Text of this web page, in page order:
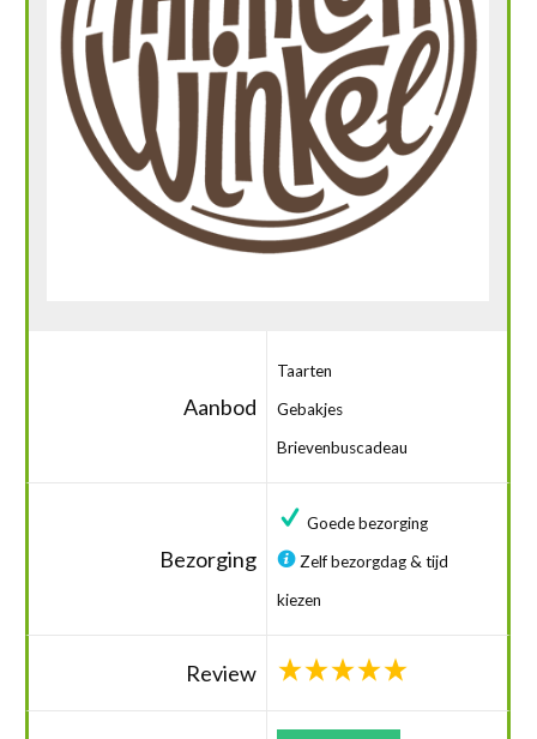
Aanbod
Taarten
Gebakjes
Brievenbuscadeau
Bezorging
Goede bezorging
Zelf bezorgdag & tijd
kiezen
Review